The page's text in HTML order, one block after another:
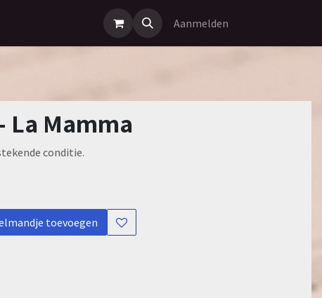
Aanmelden
La Mamma
conditie.
toevoegen